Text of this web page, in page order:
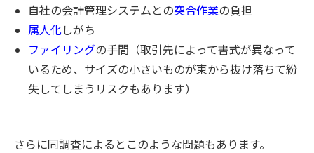
自社の会計管理システムとの突合作業の負担
属人化しがち
ファイリングの手間（取引先によって書式が異なって
いるため、サイズの小さいものが束から抜け落ちて紛
失してしまうリスクもあります）
さらに同調査によるとこのような問題もあります。